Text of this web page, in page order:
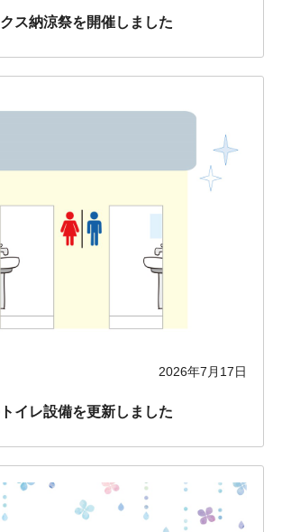
ス納涼祭を開催しました
2026年7月17日
イレ設備を更新しました